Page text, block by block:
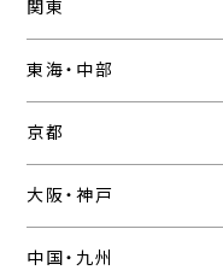
関東
東海・中部
京都
大阪・神戸
中国・九州